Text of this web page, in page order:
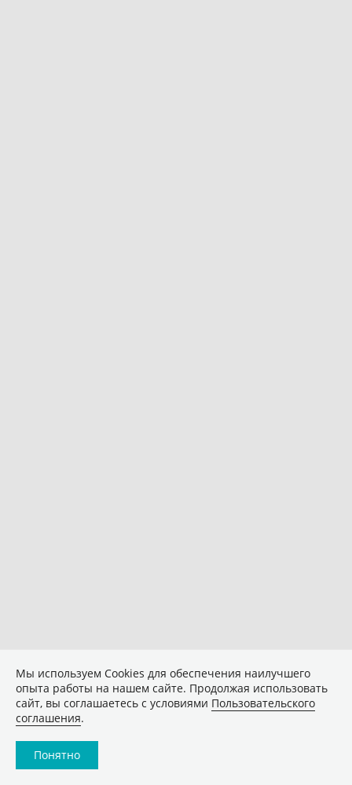
Мы используем Сookies для обеспечения наилучшего
опыта работы на нашем сайте. Продолжая использовать
сайт, вы соглашаетесь с условиями Пользовательского
соглашения.
Понятно